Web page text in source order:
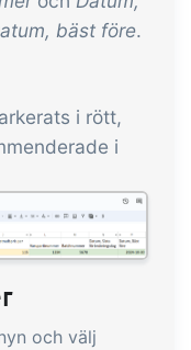
bäst före.
i rött,
i
och välj